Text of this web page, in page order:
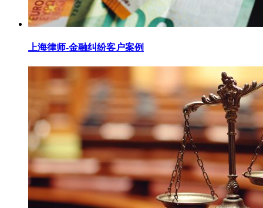
上海律师-金融纠纷客户案例